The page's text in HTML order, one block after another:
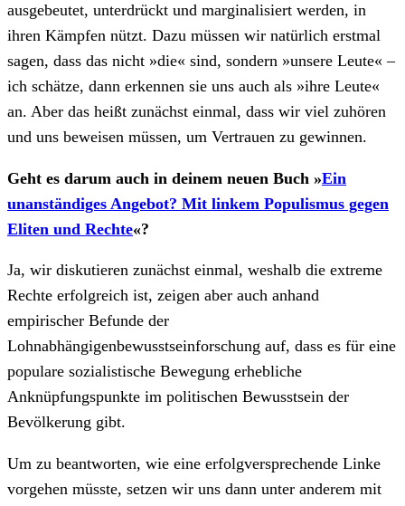
ausgebeutet, unterdrückt und marginalisiert werden, in
ihren Kämpfen nützt. Dazu müssen wir natürlich erstmal
sagen, dass das nicht »die« sind, sondern »unsere Leute« –
ich schätze, dann erkennen sie uns auch als »ihre Leute«
an. Aber das heißt zunächst einmal, dass wir viel zuhören
und uns beweisen müssen, um Vertrauen zu gewinnen.
Geht es darum auch in deinem neuen Buch »Ein
unanständiges Angebot? Mit linkem Populismus gegen
Eliten und Rechte«?
Ja, wir diskutieren zunächst einmal, weshalb die extreme
Rechte erfolgreich ist, zeigen aber auch anhand
empirischer Befunde der
Lohnabhängigenbewusstseinforschung auf, dass es für eine
populare sozialistische Bewegung erhebliche
Anknüpfungspunkte im politischen Bewusstsein der
Bevölkerung gibt.
Um zu beantworten, wie eine erfolgversprechende Linke
vorgehen müsste, setzen wir uns dann unter anderem mit